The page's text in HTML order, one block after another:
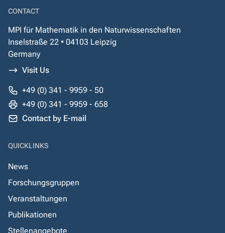
CONTACT
MPI für Mathematik in den Naturwissenschaften
Inselstraße 22 • 04103 Leipzig
Germany
Visit Us
+49 (0) 341 - 9959 - 50
+49 (0) 341 - 9959 - 658
Contact by E-mail
QUICKLINKS
News
Forschungsgruppen
Veranstaltungen
Publikationen
Stellenangebote